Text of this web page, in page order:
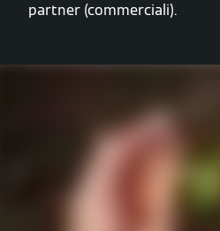
partner (commerciali).